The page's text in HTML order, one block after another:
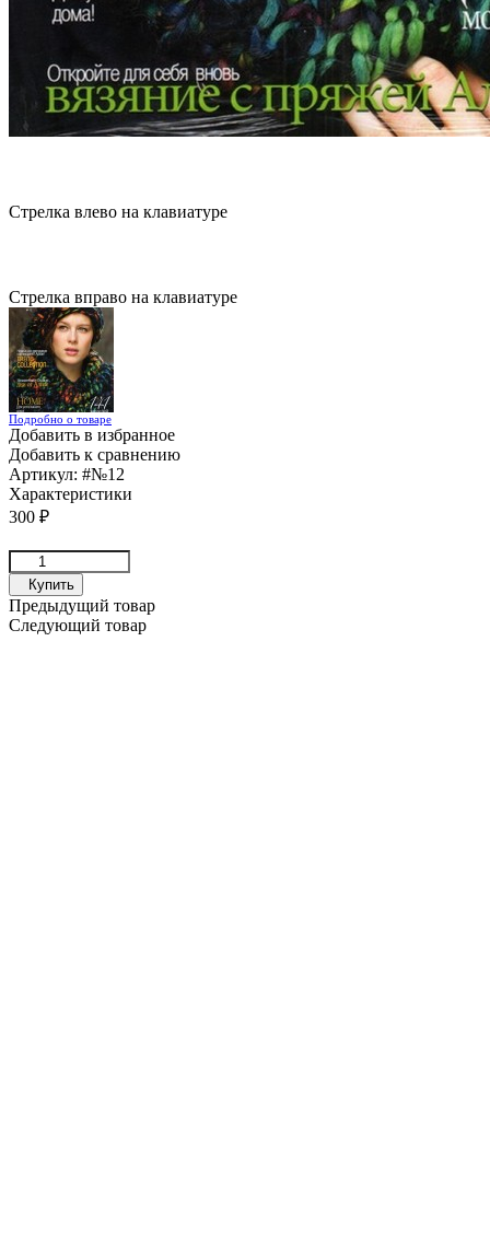
Стрелка влево на клавиатуре
Стрелка вправо на клавиатуре
Подробно о товаре
Добавить в избранное
Добавить к сравнению
Артикул: #№12
Характеристики
300 ₽
Купить
Предыдущий товар
Следующий товар